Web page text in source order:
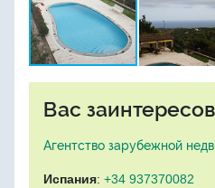
Вас
Агентство зарубежной
Испания: +34 937370082